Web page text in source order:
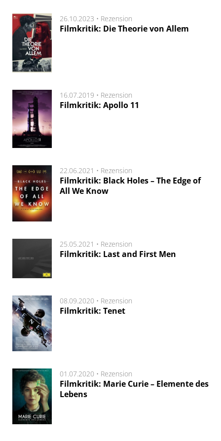
26.10.2023 • Rezension
Filmkritik: Die Theorie von Allem
16.07.2019 • Rezension
Filmkritik: Apollo 11
22.06.2021 • Rezension
Filmkritik: Black Holes – The Edge of
All We Know
25.05.2021 • Rezension
Filmkritik: Last and First Men
08.09.2020 • Rezension
Filmkritik: Tenet
01.07.2020 • Rezension
Filmkritik: Marie Curie – Elemente des
Lebens